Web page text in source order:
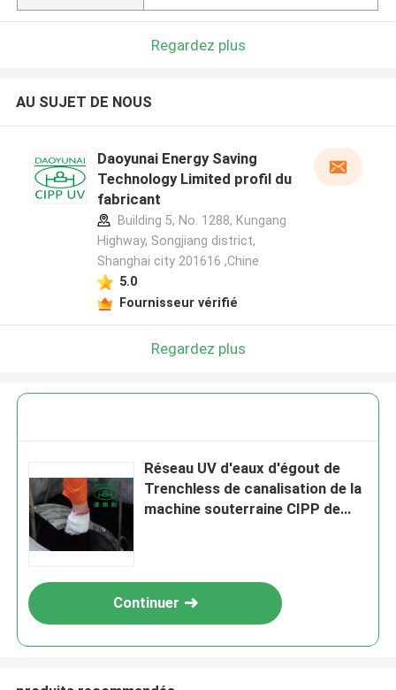
Laisser un message
Nous vous rappellerons bientôt!
SOUMETTRE
Regardez plus
AU SUJET DE NOUS
Daoyunai Energy Saving
Technology Limited profil du
fabricant
Building 5, No. 1288, Kungang
Highway, Songjiang district,
Shanghai city 201616 ,Chine
5.0
Fournisseur vérifié
Regardez plus
Réseau UV d'eaux d'égout de
Trenchless de canalisation de la
machine souterraine CIPP de
Continuer